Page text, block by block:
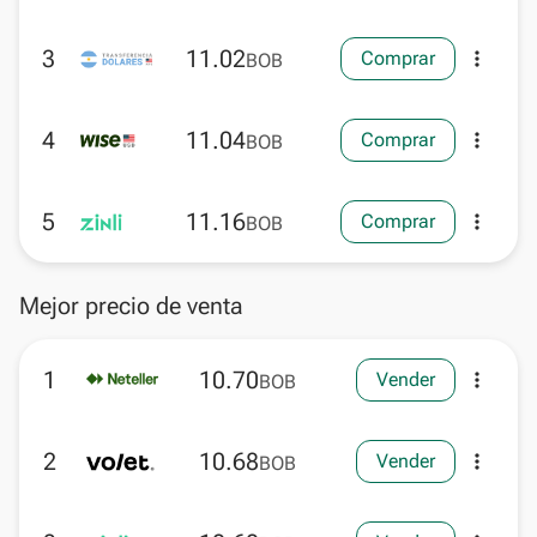
3 11.02BOB Comprar more_vert
4 11.04BOB Comprar more_vert
5 11.16BOB Comprar more_vert
Mejor precio de venta
1 10.70BOB Vender more_vert
2 10.68BOB Vender more_vert